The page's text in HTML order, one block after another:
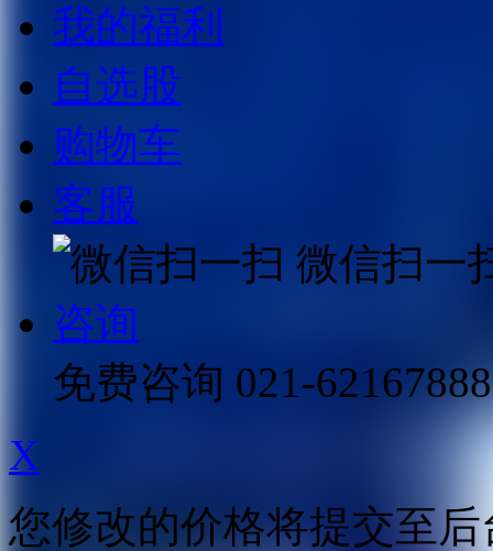
我的福利
自选股
购物车
客服
微信扫一
咨询
免费咨询 021-62167888
X
您修改的价格将提交至